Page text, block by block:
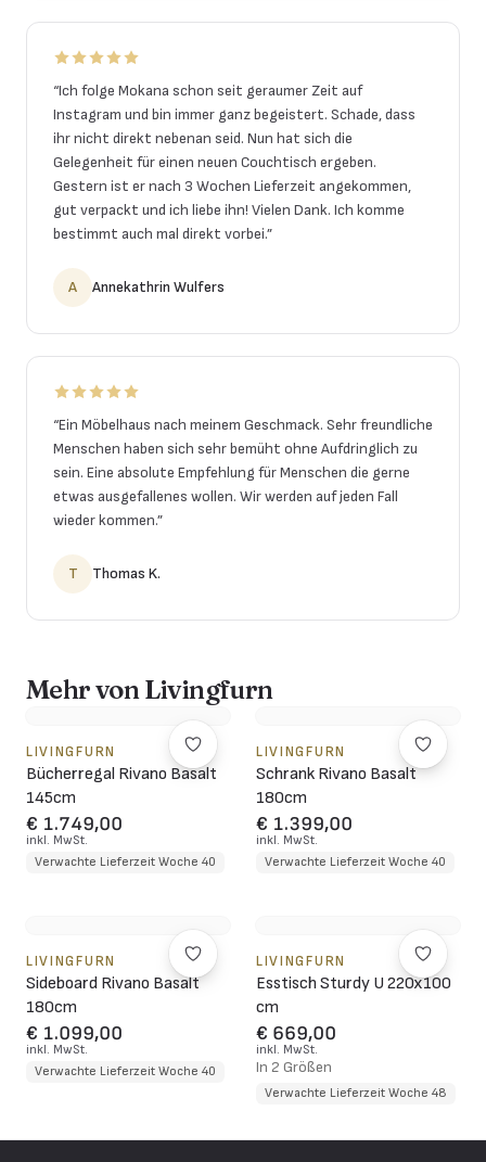
“Ich folge Mokana schon seit geraumer Zeit auf
Instagram und bin immer ganz begeistert. Schade, dass
ihr nicht direkt nebenan seid. Nun hat sich die
Gelegenheit für einen neuen Couchtisch ergeben.
Gestern ist er nach 3 Wochen Lieferzeit angekommen,
gut verpackt und ich liebe ihn! Vielen Dank. Ich komme
bestimmt auch mal direkt vorbei.”
A Annekathrin Wulfers
“Ein Möbelhaus nach meinem Geschmack. Sehr freundliche
Menschen haben sich sehr bemüht ohne Aufdringlich zu
sein. Eine absolute Empfehlung für Menschen die gerne
etwas ausgefallenes wollen. Wir werden auf jeden Fall
wieder kommen.”
T Thomas K.
Mehr von Livingfurn
LIVINGFURN
Bücherregal Rivano Basalt
145cm
€ 1.749,00
inkl. MwSt.
Verwachte Lieferzeit Woche 40
LIVINGFURN
Schrank Rivano Basalt
180cm
€ 1.399,00
inkl. MwSt.
Verwachte Lieferzeit Woche 40
LIVINGFURN
Sideboard Rivano Basalt
180cm
€ 1.099,00
inkl. MwSt.
Verwachte Lieferzeit Woche 40
LIVINGFURN
Esstisch Sturdy U 220x100
cm
€ 669,00
inkl. MwSt.
In 2 Größen
Verwachte Lieferzeit Woche 48